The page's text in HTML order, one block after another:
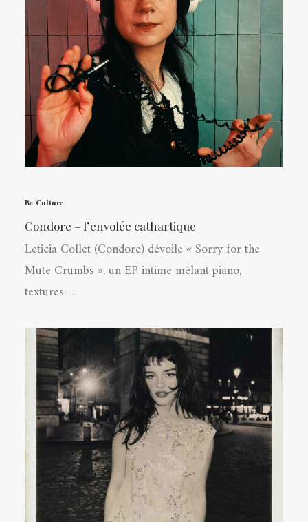
Be Culture
Condore – l’envolée cathartique
Leticia Collet (Condore) dévoile « Sorry for the
Mute Crumbs », un EP intime mêlant piano,
textures…